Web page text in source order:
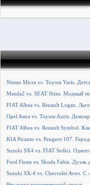
Nissan Micra vs. Toyota Yaris.
Mazda2 vs. SEAT Ibiza. Модный
FIAT Albea vs. Renault Logan.
Opel Astra vs. Toyota Auris.
FIAT Albea vs. Renault Symbol.
KIA Picanto vs. Peugeot 107.
Suzuki SX4 vs. FIAT Sedici. Одного
Ford Fiesta vs. Skoda Fabia. Дуэль
Suzuki SX-4 vs. Chevrolet Aveo. С